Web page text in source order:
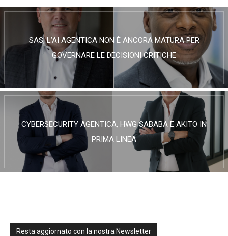
SAS, L’AI AGENTICA NON È ANCORA MATURA PER
GOVERNARE LE DECISIONI CRITICHE
CYBERSECURITY AGENTICA, HWG SABABA E AKITO IN
PRIMA LINEA
Resta aggiornato con la nostra Newsletter